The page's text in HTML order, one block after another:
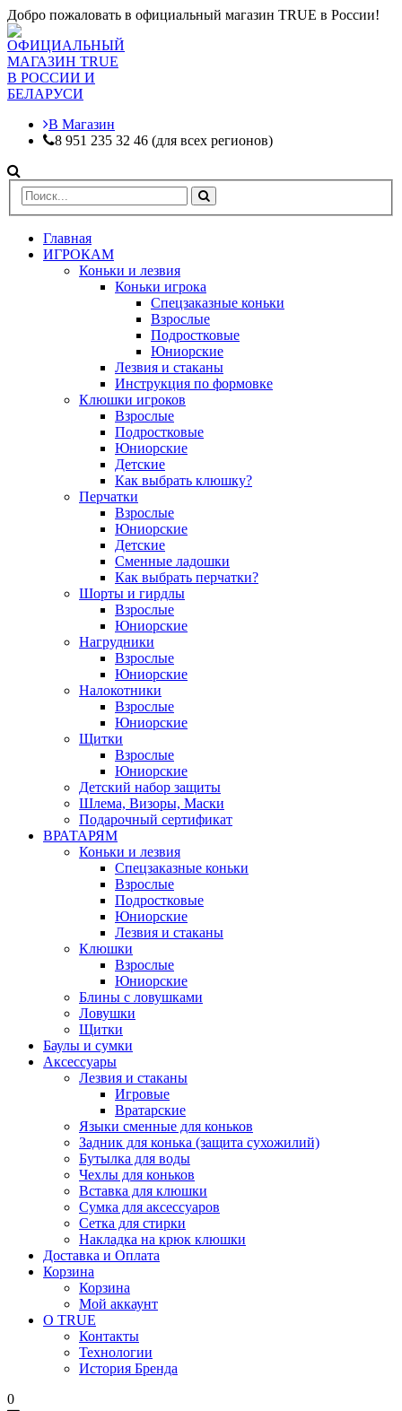
Добро пожаловать в официальный магазин TRUE в России!
В Магазин
8 951 235 32 46 (для всех регионов)
Главная
ИГРОКАМ
Коньки и лезвия
Коньки игрока
Спецзаказные коньки
Взрослые
Подростковые
Юниорские
Лезвия и стаканы
Инструкция по формовке
Клюшки игроков
Взрослые
Подростковые
Юниорские
Детские
Как выбрать клюшку?
Перчатки
Взрослые
Юниорские
Детские
Сменные ладошки
Как выбрать перчатки?
Шорты и гирдлы
Взрослые
Юниорские
Нагрудники
Взрослые
Юниорские
Налокотники
Взрослые
Юниорские
Щитки
Взрослые
Юниорские
Детский набор защиты
Шлема, Визоры, Маски
Подарочный сертификат
ВРАТАРЯМ
Коньки и лезвия
Спецзаказные коньки
Взрослые
Подростковые
Юниорские
Лезвия и стаканы
Клюшки
Взрослые
Юниорские
Блины с ловушками
Ловушки
Щитки
Баулы и сумки
Аксессуары
Лезвия и стаканы
Игровые
Вратарские
Языки сменные для коньков
Задник для конька (защита сухожилий)
Бутылка для воды
Чехлы для коньков
Вставка для клюшки
Сумка для аксессуаров
Сетка для стирки
Накладка на крюк клюшки
Доставка и Оплата
Корзина
Корзина
Мой аккаунт
О TRUE
Контакты
Технологии
История Бренда
0